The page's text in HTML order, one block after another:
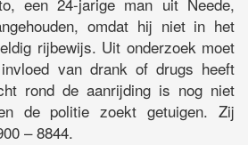
omdat hij niet in het
rijbewijs. Uit onderzoek moet
van drank of drugs heeft
rond de aanrijding is nog niet
de politie zoekt getuigen. Zij
– 8844.